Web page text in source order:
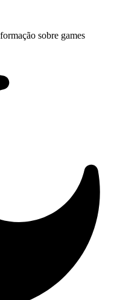
sobre games